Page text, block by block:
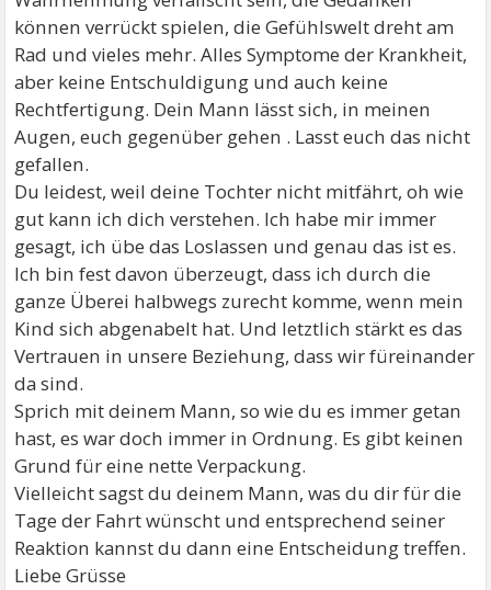
können verrückt spielen, die Gefühlswelt dreht am
Rad und vieles mehr. Alles Symptome der Krankheit,
aber keine Entschuldigung und auch keine
Rechtfertigung. Dein Mann lässt sich, in meinen
Augen, euch gegenüber gehen . Lasst euch das nicht
gefallen.
Du leidest, weil deine Tochter nicht mitfährt, oh wie
gut kann ich dich verstehen. Ich habe mir immer
gesagt, ich übe das Loslassen und genau das ist es.
Ich bin fest davon überzeugt, dass ich durch die
ganze Überei halbwegs zurecht komme, wenn mein
Kind sich abgenabelt hat. Und letztlich stärkt es das
Vertrauen in unsere Beziehung, dass wir füreinander
da sind.
Sprich mit deinem Mann, so wie du es immer getan
hast, es war doch immer in Ordnung. Es gibt keinen
Grund für eine nette Verpackung.
Vielleicht sagst du deinem Mann, was du dir für die
Tage der Fahrt wünscht und entsprechend seiner
Reaktion kannst du dann eine Entscheidung treffen.
Liebe Grüsse